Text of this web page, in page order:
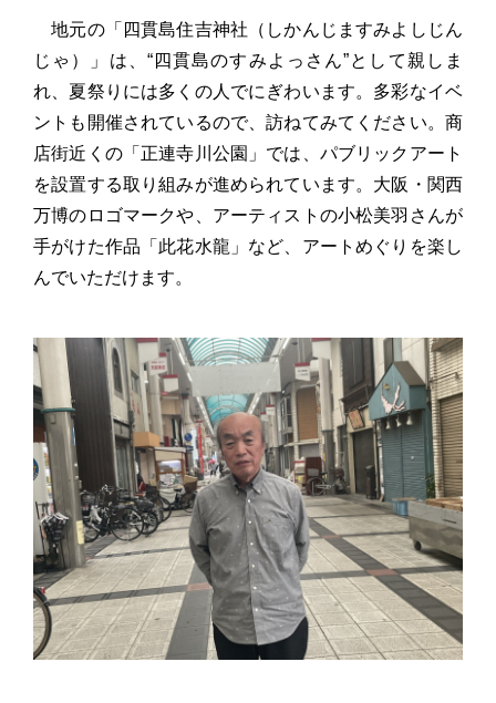
地元の「四貫島住吉神社（しかんじますみよしじん
じゃ）」は、“四貫島のすみよっさん”として親しま
れ、夏祭りには多くの人でにぎわいます。多彩なイベ
ントも開催されているので、訪ねてみてください。商
店街近くの「正連寺川公園」では、パブリックアート
を設置する取り組みが進められています。大阪・関西
万博のロゴマークや、アーティストの小松美羽さんが
手がけた作品「此花水龍」など、アートめぐりを楽し
んでいただけます。